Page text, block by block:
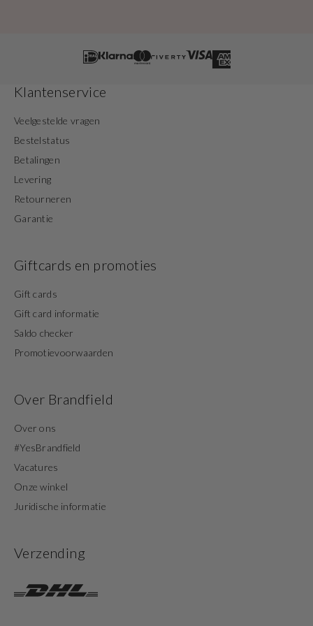
Klantenservice
Veelgestelde vragen
Bestelstatus
Betalingen
Levering
Retourneren
Garantie
Giftcards en promoties
Gift cards
Gift card informatie
Saldo checker
Promotievoorwaarden
Over Brandfield
Over ons
#YesBrandfield
Vacatures
Onze winkel
Juridische informatie
Verzending